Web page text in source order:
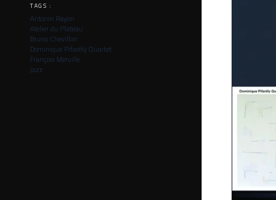
TAGS :
Antonin Rayon
Atelier du Plateau
Bruno Chevillon
Dominique Pifarély Quartet
François Merville
jazz